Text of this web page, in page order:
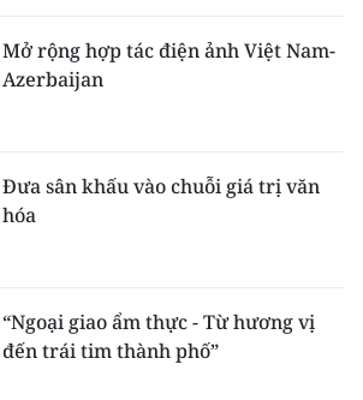
Mở rộng hợp tác điện ảnh Việt Nam-
Azerbaijan
Đưa sân khấu vào chuỗi giá trị văn
hóa
“Ngoại giao ẩm thực - Từ hương vị
đến trái tim thành phố”